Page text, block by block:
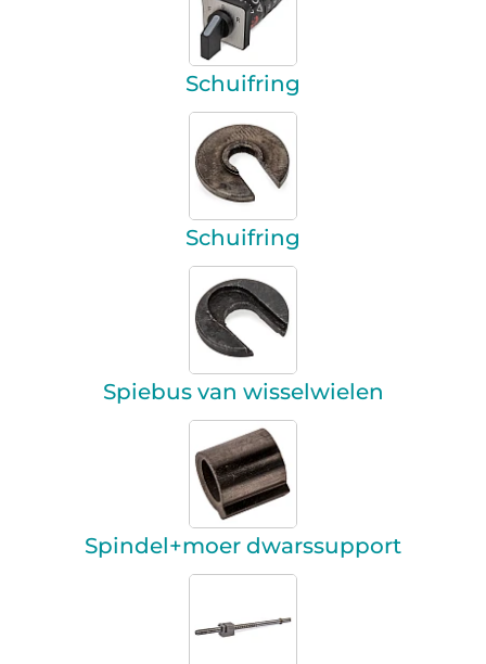
Schuifring
Schuifring
Spiebus van wisselwielen
Spindel+moer dwarssupport